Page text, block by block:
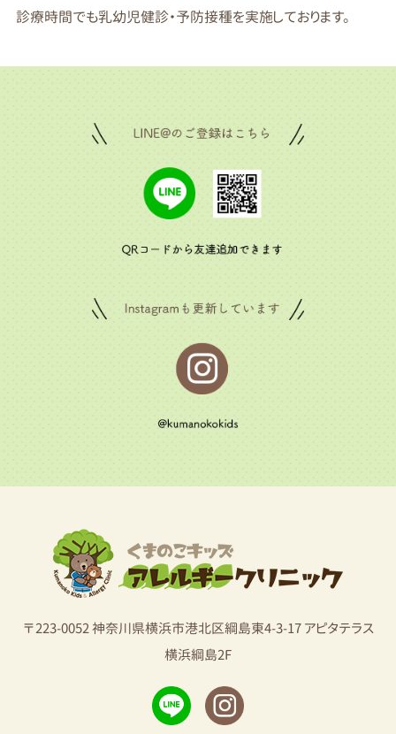
診療時間でも乳幼児健診・予防接種を実施しております。
〒223-0052 神奈川県横浜市港北区綱島東4-3-17 アピタテラス
横浜綱島2F